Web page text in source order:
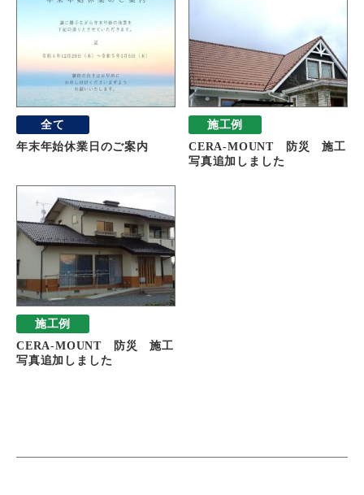
全て
年末年始休業日のご案内
施工例
CERA-MOUNT 防災 施工
写真追加しました
施工例
CERA-MOUNT 防災 施工
写真追加しました